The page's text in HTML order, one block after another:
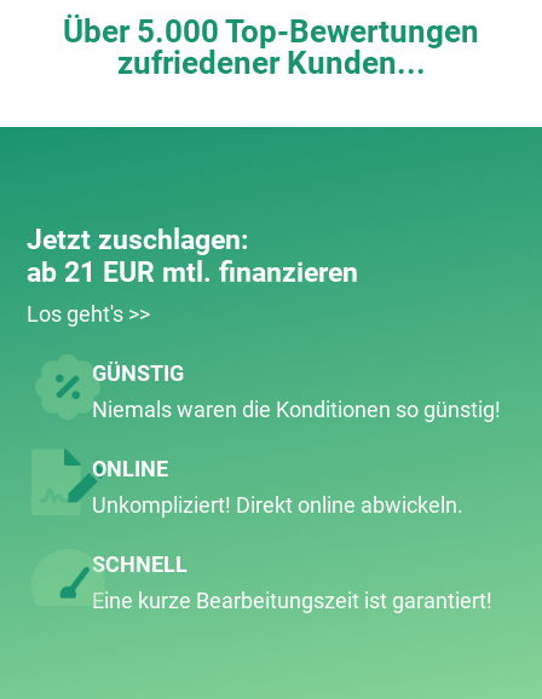
Über 5.000 Top-Bewertungen
zufriedener Kunden...
Jetzt zuschlagen:
ab 21 EUR mtl. finanzieren
Los geht's >>
GÜNSTIG
Niemals waren die Konditionen so günstig!
ONLINE
Unkompliziert! Direkt online abwickeln.
SCHNELL
Eine kurze Bearbeitungs­zeit ist garantiert!